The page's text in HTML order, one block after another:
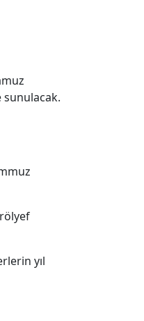
sunulacak.
yıl